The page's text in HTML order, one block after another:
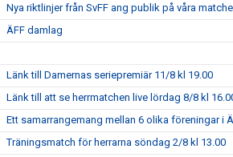
Nya riktlinjer från SvFF ang publik på våra
ÄFF damlag
Länk till Damernas seriepremiär 11/8 kl 19.00
Länk till att se herrmatchen live lördag 8/8 kl
Ett samarrangemang mellan 6 olika föreningar i
Träningsmatch för herrarna söndag 2/8 kl 13.00